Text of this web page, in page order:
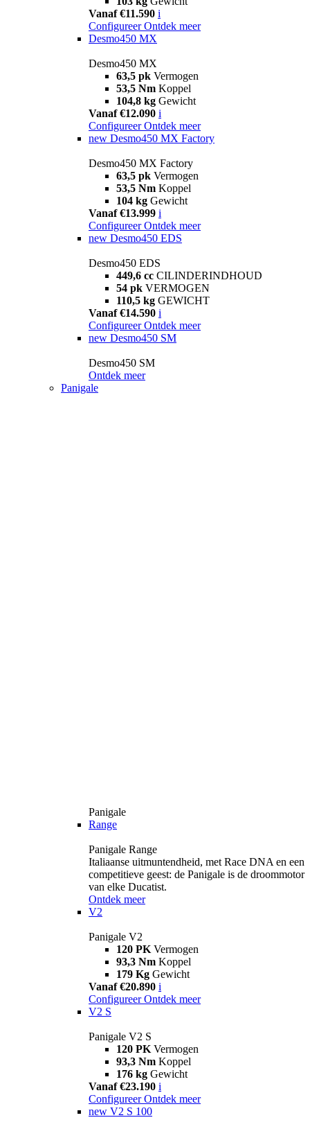
Vanaf €11.590 i
Configureer Ontdek meer
Desmo450 MX
Desmo450 MX
63,5 pk Vermogen
53,5 Nm Koppel
104,8 kg Gewicht
Vanaf €12.090 i
Configureer Ontdek meer
new Desmo450 MX Factory
Desmo450 MX Factory
63,5 pk Vermogen
53,5 Nm Koppel
104 kg Gewicht
Vanaf €13.999 i
Configureer Ontdek meer
new Desmo450 EDS
Desmo450 EDS
449,6 cc CILINDERINDHOUD
54 pk VERMOGEN
110,5 kg GEWICHT
Vanaf €14.590 i
Configureer Ontdek meer
new Desmo450 SM
Desmo450 SM
Ontdek meer
Panigale
Panigale
Range
Panigale Range
Italiaanse uitmuntendheid, met Race DNA en een
competitieve geest: de Panigale is de droommotor
van elke Ducatist.
Ontdek meer
V2
Panigale V2
120 PK Vermogen
93,3 Nm Koppel
179 Kg Gewicht
Vanaf €20.890 i
Configureer Ontdek meer
V2 S
Panigale V2 S
120 PK Vermogen
93,3 Nm Koppel
176 kg Gewicht
Vanaf €23.190 i
Configureer Ontdek meer
new V2 S 100